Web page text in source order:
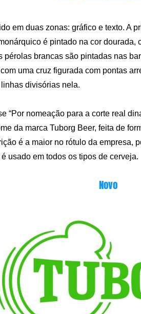
em duas zonas: gráfico e texto. A
é pintado na cor
pérolas brancas são pintadas nas
uma cruz figurada com pontas
divisórias nela.
“Por nomeação para a corte real
da marca Tuborg Beer, feita de
é a maior no rótulo da empresa,
usado em todos os tipos de cerveja.
Novo